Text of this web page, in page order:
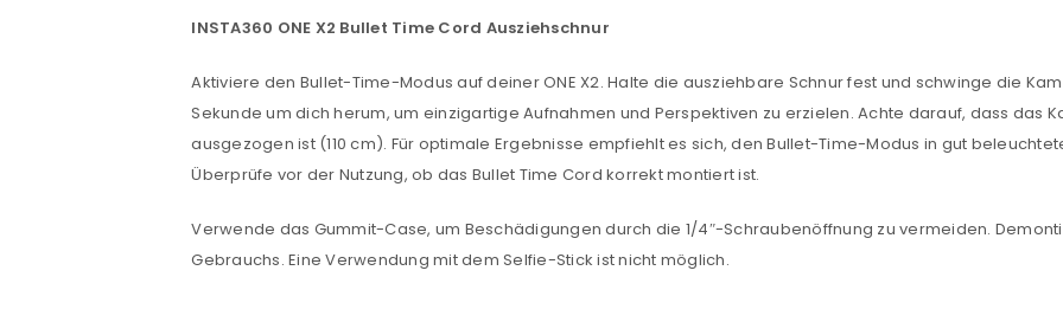
ANMELDEN
Benutzername oder E-Mail-Adresse*
REGISTRIEREN
E-Mail-Adresse*
INSTA360 ONE X2 Bullet Time Cord Ausziehschnur
Aktiviere den Bullet-Time-Modus auf deiner ONE X2. Halte die ausziehbare Schnur fest und schwinge die
Sekunde um dich herum, um einzigartige Aufnahmen und Perspektiven zu erzielen. Achte darauf, dass das
ausgezogen ist (110 cm). Für optimale Ergebnisse empfiehlt es sich, den Bullet-Time-Modus in gut
Überprüfe vor der Nutzung, ob das Bullet Time Cord korrekt montiert ist.
Verwende das Gummit-Case, um Beschädigungen durch die 1/4″-Schraubenöffnung zu vermeiden.
Gebrauchs. Eine Verwendung mit dem Selfie-Stick ist nicht möglich.